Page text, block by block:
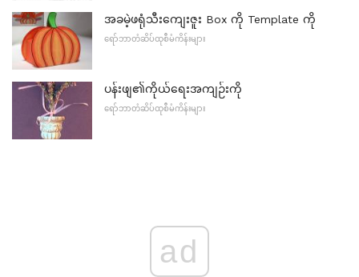
အခမဲ့ဖရုံသီးကျေးဇူး Box ကို Template ကို
ရော်ဘာတံဆိပ်ထုစီမံကိန်းများ
ပန်းဖျ၏ကိုယ်ရေးအကျဉ်းကို
ရော်ဘာတံဆိပ်ထုစီမံကိန်းများ
ad